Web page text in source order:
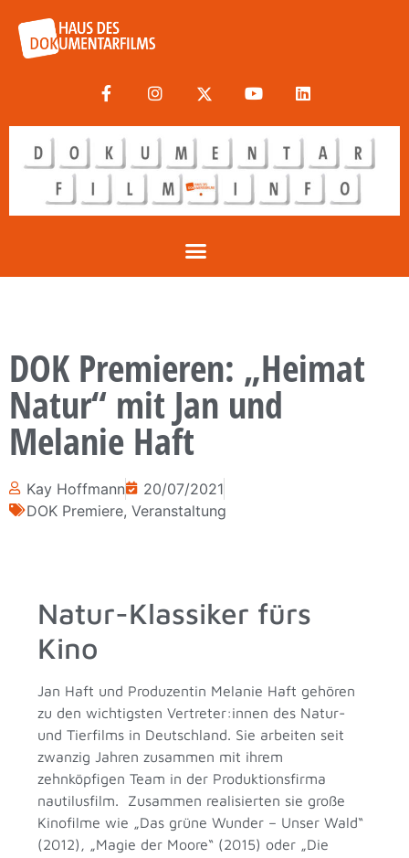
DOK Premieren: „Heimat
Natur“ mit Jan und
Melanie Haft
Kay Hoffmann
20/07/2021
DOK Premiere, Veranstaltung
Natur-Klassiker fürs
Kino
Jan Haft und Produzentin Melanie Haft gehören
zu den wichtigsten Vertreter:innen des Natur-
und Tierfilms in Deutschland. Sie arbeiten seit
zwanzig Jahren zusammen mit ihrem
zehnköpfigen Team in der Produktionsfirma
nautilusfilm. Zusammen realisierten sie große
Kinofilme wie „Das grüne Wunder – Unser Wald“
(2012), „Magie der Moore“ (2015) oder „Die